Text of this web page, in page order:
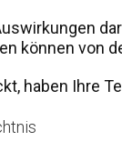
können von
haben Ihre